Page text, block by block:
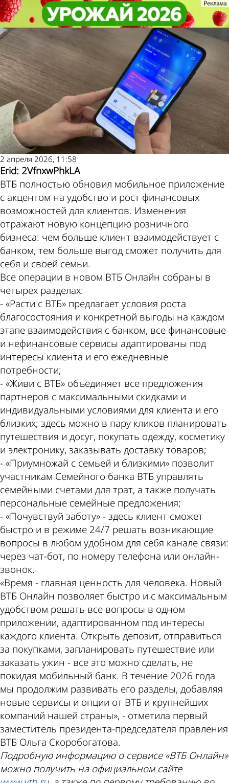
ВТБ полностью обновил
мобильное приложение
Общество
2 апреля 2026, 11:58
Erid: 2VfnxwPhkLA
ВТБ полностью обновил мобильное приложение
с акцентом на удобство и рост финансовых
возможностей для клиентов. Изменения
отражают новую концепцию розничного
бизнеса: чем больше клиент взаимодействует с
банком, тем больше выгод сможет получить для
себя и своей семьи.
Все операции в новом ВТБ Онлайн собраны в
четырех разделах:
- «Расти с ВТБ» предлагает условия роста
благосостояния и конкретной выгоды на каждом
этапе взаимодействия с банком, все финансовые
и нефинансовые сервисы адаптированы под
интересы клиента и его ежедневные
потребности;
- «Живи с ВТБ» объединяет все предложения
партнеров с максимальными скидками и
индивидуальными условиями для клиента и его
близких; здесь можно в пару кликов планировать
путешествия и досуг, покупать одежду, косметику
и электронику, заказывать доставку товаров;
- «Приумножай с семьей и близкими» позволит
участникам Семейного банка ВТБ управлять
семейными счетами для трат, а также получать
персональные семейные предложения;
- «Почувствуй заботу» - здесь клиент сможет
быстро и в режиме 24/7 решать возникающие
вопросы в любом удобном для себя канале связи:
через чат-бот, по номеру телефона или онлайн-
звонок.
«Время - главная ценность для человека. Новый
ВТБ Онлайн позволяет быстро и с максимальным
удобством решать все вопросы в одном
приложении, адаптированном под интересы
каждого клиента. Открыть депозит, отправиться
за покупками, запланировать путешествие или
заказать ужин - все это можно сделать, не
покидая мобильный банк. В течение 2026 года
мы продолжим развивать его разделы, добавляя
новые сервисы и опции от ВТБ и крупнейших
компаний нашей страны», - отметила первый
заместитель президента-председателя правления
ВТБ Ольга Скоробогатова.
Подробную информацию о сервисе «ВТБ Онлайн»
можно получить на официальном сайте
ВТБ полностью обновил
мобильное приложение
Общество
Другие
новости по
теме
Погода и
курсы валют в
Пензе